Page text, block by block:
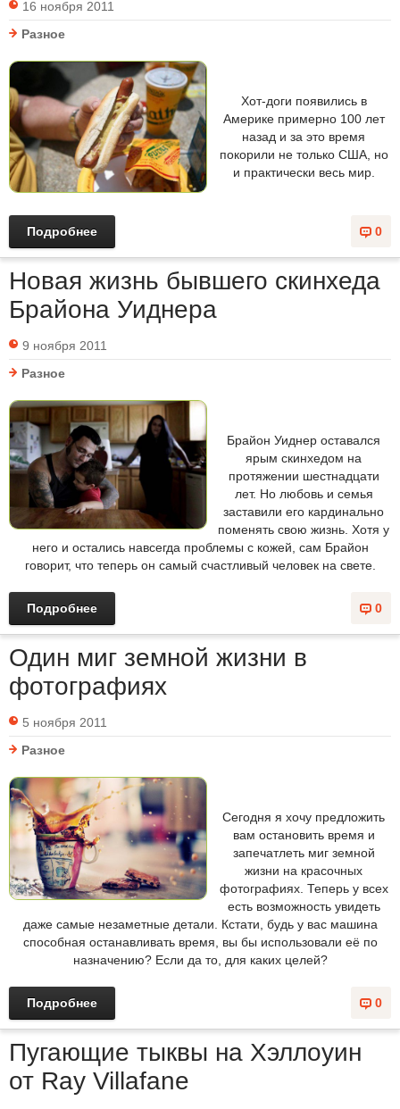
16 ноября 2011
Разное
Хот-доги появились в
Америке примерно 100 лет
назад и за это время
покорили не только США, но
и практически весь мир.
0
Подробнее
Новая жизнь бывшего скинхеда
Брайона Уиднера
9 ноября 2011
Разное
Брайон Уиднер оставался
ярым скинхедом на
протяжении шестнадцати
лет. Но любовь и семья
заставили его кардинально
поменять свою жизнь. Хотя у
него и остались навсегда проблемы с кожей, сам Брайон
говорит, что теперь он самый счастливый человек на свете.
0
Подробнее
Один миг земной жизни в
фотографиях
5 ноября 2011
Разное
Сегодня я хочу предложить
вам остановить время и
запечатлеть миг земной
жизни на красочных
фотографиях. Теперь у всех
есть возможность увидеть
даже самые незаметные детали. Кстати, будь у вас машина
способная останавливать время, вы бы использовали её по
назначению? Если да то, для каких целей?
0
Подробнее
Пугающие тыквы на Хэллоуин
от Ray Villafane